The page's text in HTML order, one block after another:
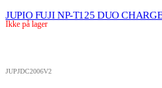
JUPIO FUJI NP-T125 DUO
Ikke på lager
JUPJDC2006V2